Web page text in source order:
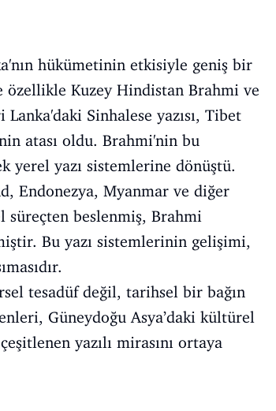
hükümetinin etkisiyle geniş bir
özellikle Kuzey Hindistan Brahmi ve
Sinhalese yazısı, Tibet
atası oldu. Brahmi'nin bu
yerel yazı sistemlerine dönüştü.
Endonezya, Myanmar ve diğer
süreçten beslenmiş, Brahmi
Bu yazı sistemlerinin gelişimi,
tesadüf değil, tarihsel bir bağın
Güneydoğu Asya’daki kültürel
yazılı mirasını ortaya